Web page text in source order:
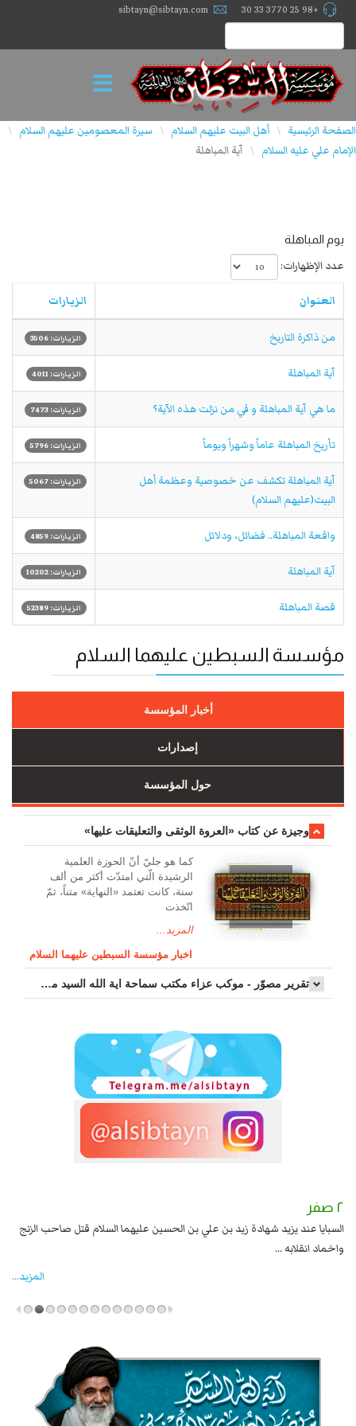
+98 25 3770 33 30
sibtayn@sibtayn.com
الصفحة الرئيسية \ أهل البيت عليهم السلام \ سيرة المعصومين عليهم السلام \
الإمام علي عليه السلام \ آية المباهلة
يوم المباهلة
عدد الإظهارات:
العنوان الزيارات
من ذاكرة التاريخ الزيارات: 3506
آية المباهلة الزيارات: 4011
ما هي آية المباهلة و في من نزلت هذه الآية؟ الزيارات: 7473
تأريخ المباهلة عاماً وشهراً ويوماً الزيارات: 5796
آية المباهلة تكشف عن خصوصية وعظمة أهل
البيت(عليهم السلام)
الزيارات: 5067
واقعة المباهلة.. فضائل، ودلائل الزيارات: 4859
آية المباهلة الزيارات: 10202
قصة المباهلة الزيارات: 52389
مؤسسة السبطين عليهما السلام
أخبار المؤسسة
إصدارات
حول المؤسسة
وجیزة عن کتاب «العروة الوثقی والتعلیقات علیها»
کما هو جليّ أنّ الحوزة العلمیة
الرشیدة الّتي امتدّت أكثر من ألف
سنة، كانت تعتمد «النهاية» متناً، ثمّ
اتّخذت
المزيد...
اخبار مؤسسة السبطين عليهما السلام
تقرير مصوّر - موكب عزاء مکتب سماحة اية الله السيد مرتضى الموسوي الاصفهاني في يوم إستشهاد السيدة فاطم...
٢ صفر
السبايا عند يزيد شهادة زيد بن علي بن الحسين عليهما السلام قتل صاحب الزنج
واخماد انقلابه ...
المزید...